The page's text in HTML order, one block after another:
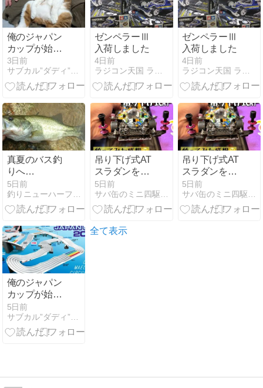
俺のジャパン
カップが始ま
る！③角度付
きブレーキス
テー
3日前
サブカル”ダディ”ガッテム日記
ゼンペラーⅢ
入荷しました
4日前
ラジコン天国 ラジ魂 ブログ
ゼンペラーⅢ
入荷しました
4日前
ラジコン天国 ラジ魂 ブログ
真夏のバス釣
りへ…
5日前
吊り下げ式AT
スラダンを使
ってみて感じ
たこと。
5日前
吊り下げ式AT
スラダンを使
ってみて感じ
たこと。
5日前
俺のジャパン
カップが始ま
る！➁1にも2
にも壁ブレー
キ
5日前
全て表示